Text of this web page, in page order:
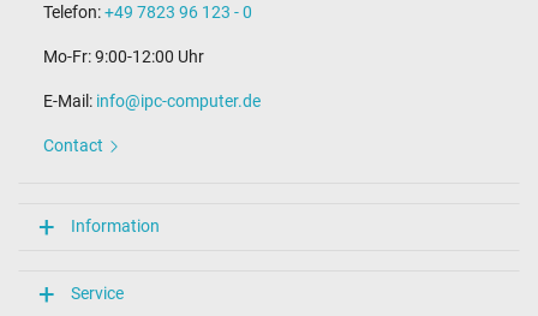
Telefon:+49 7823 96 123 - 0
Mo-Fr: 9:00-12:00 Uhr
E-Mail: info@ipc-computer.de
Contact
Information
Service